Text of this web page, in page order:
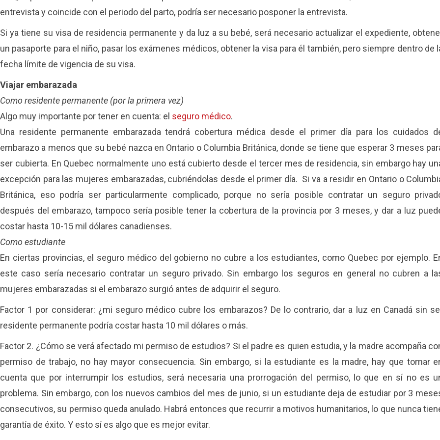
entrevista y coincide con el periodo del parto, podría ser necesario posponer la entrevista.
Si ya tiene su visa de residencia permanente y da luz a su bebé, será necesario actualizar el expediente,
un pasaporte para el niño, pasar los exámenes médicos, obtener la visa para él también, pero siempre dentro de
fecha límite de vigencia de su visa.
Viajar embarazada
Como residente permanente (por la primera vez)
Algo muy importante por tener en cuenta: el seguro médico.
Una residente permanente embarazada tendrá cobertura médica desde el primer día para los cuidados
embarazo a menos que su bebé nazca en Ontario o Columbia Británica, donde se tiene que esperar 3 meses
ser cubierta. En Quebec normalmente uno está cubierto desde el tercer mes de residencia, sin embargo hay
excepción para las mujeres embarazadas, cubriéndolas desde el primer día. Si va a residir en Ontario o
Británica, eso podría ser particularmente complicado, porque no sería posible contratar un seguro
después del embarazo, tampoco sería posible tener la cobertura de la provincia por 3 meses, y dar a luz
costar hasta 10-15 mil dólares canadienses.
Como estudiante
En ciertas provincias, el seguro médico del gobierno no cubre a los estudiantes, como Quebec por ejemplo.
este caso sería necesario contratar un seguro privado. Sin embargo los seguros en general no cubren a
mujeres embarazadas si el embarazo surgió antes de adquirir el seguro.
Factor 1 por considerar: ¿mi seguro médico cubre los embarazos? De lo contrario, dar a luz en Canadá sin
residente permanente podría costar hasta 10 mil dólares o más.
Factor 2. ¿Cómo se verá afectado mi permiso de estudios? Si el padre es quien estudia, y la madre acompaña
permiso de trabajo, no hay mayor consecuencia. Sin embargo, si la estudiante es la madre, hay que tomar
cuenta que por interrumpir los estudios, será necesaria una prorrogación del permiso, lo que en sí no es
problema. Sin embargo, con los nuevos cambios del mes de junio, si un estudiante deja de estudiar por 3
consecutivos, su permiso queda anulado. Habrá entonces que recurrir a motivos humanitarios, lo que nunca
garantía de éxito. Y esto sí es algo que es mejor evitar.